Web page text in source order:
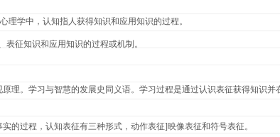
理学中，认知指人获得知识和应用知识的过程。
表征知识和应用知识的过程或机制。
理。学习与智慧的发展史同义语。学习过程是通过认识表征获得知识并
的过程，认知表征有三种形式，动作表征]映像表征和符号表征。